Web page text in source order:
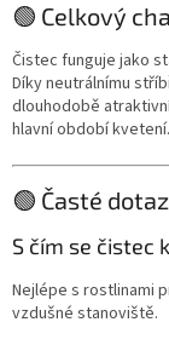
🟢 Celkový
Čistec funguje jako
Díky neutrálnímu
dlouhodobě
hlavní období kvetení.
🟢 Časté
S čím se čistec
Nejlépe s rostlinami
vzdušné stanoviště.